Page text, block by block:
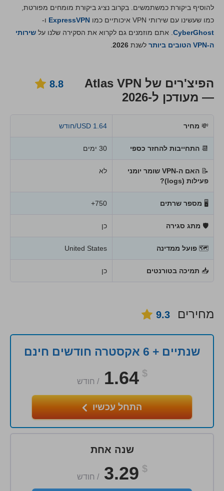
התקנה ואפליקציות 7.0
אמינות ותמיכה 8.8
להוסיף ביקורת כמשתמשים. בקרוב נציג ביקורת מומחים מפורטת,
כמו שעשינו עם שירותי VPN איכותיים כמו
ExpressVPN ו-
CyberGhost. אתם מוזמנים גם לקרוא את הסקירה שלנו על שירותי
ה-VPN הטובים ביותר
לשנת 2026
.
הפיצ'רים של Atlas VPN
— מעודכן ל-2026
8.8
💸 מחיר 1.64 USD/חודש
📆 התחייבות להחזר כספי 30 ימים
📝
האם ה-VPN שומר יומני
פעילות (logs)?
לא
🖥 מספר שרתים 750+
🛡 מתג סגירה כן
🗺 פועל ממדינה United States
📥 תמיכה בטורנטים כן
מחירים 9.3
שנתיים + 6 אקסטרה חודשים חינם
$
1.64
/ חודש
התחל עכשיו
שנה אחת
$
3.29
/ חודש